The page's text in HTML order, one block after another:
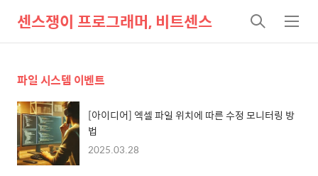
센스쟁이 프로그래머, 비트센스
검
색
메
뉴
파일 시스템 이벤트
[아이디어] 엑셀 파일 위치에 따른 수정 모니터링 방
법
2025.03.28